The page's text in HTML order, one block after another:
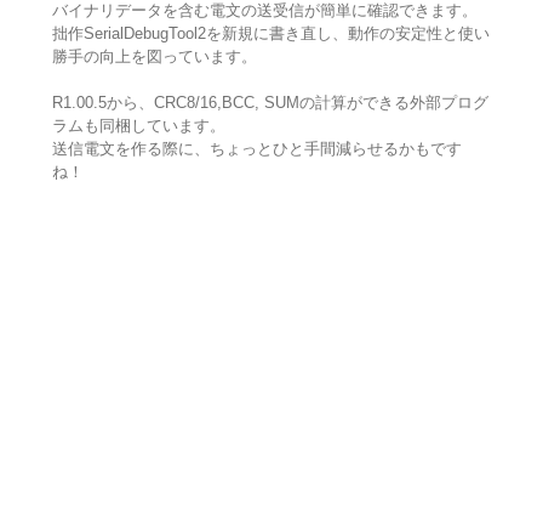
バイナリデータを含む電文の送受信が簡単に確認できます。
拙作SerialDebugTool2を新規に書き直し、動作の安定性と使い
勝手の向上を図っています。
R1.00.5から、CRC8/16,BCC, SUMの計算ができる外部プログ
ラムも同梱しています。
送信電文を作る際に、ちょっとひと手間減らせるかもです
ね！